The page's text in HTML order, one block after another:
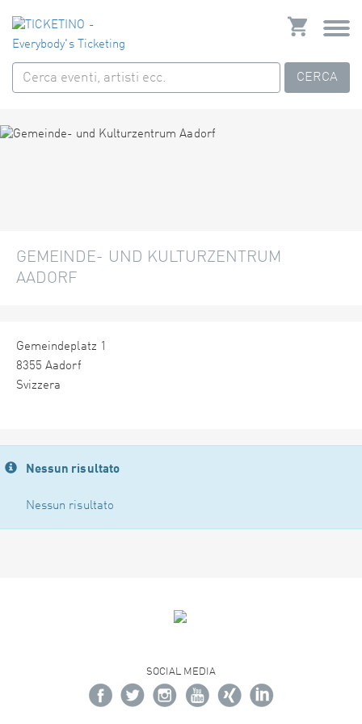
CERCA
GEMEINDE- UND KULTURZENTRUM
AADORF
Gemeindeplatz 1
8355 Aadorf
Svizzera
Nessun risultato
Nessun risultato
SOCIAL MEDIA